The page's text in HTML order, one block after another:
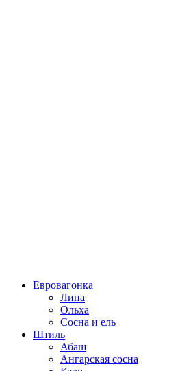
Евровагонка
Липа
Ольха
Сосна и ель
Штиль
Абаш
Ангарская сосна